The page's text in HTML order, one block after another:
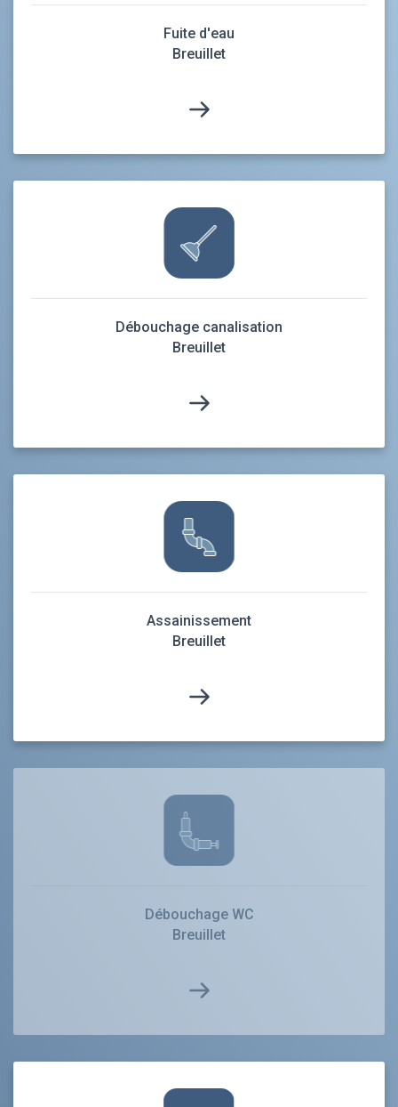
Fuite d'eau
Breuillet
Débouchage canalisation
Breuillet
Assainissement
Breuillet
Débouchage WC
Breuillet